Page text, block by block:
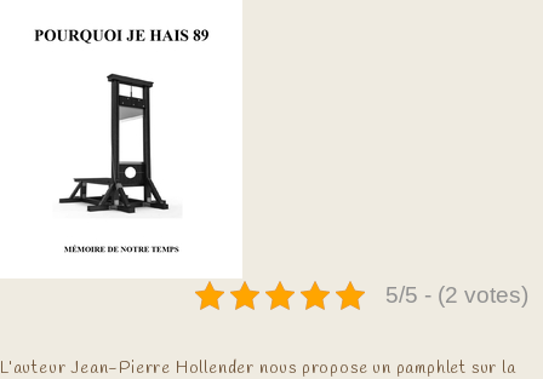
5/5 - (2 votes)
L’auteur Jean-Pierre Hollender nous propose un pamphlet sur la